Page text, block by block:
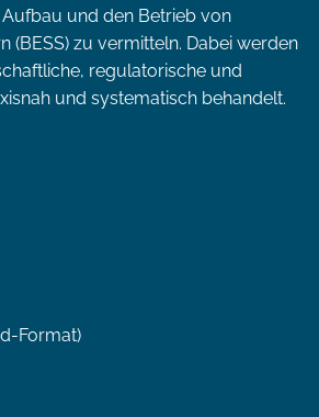
und den Betrieb von
(BESS) zu vermitteln. Dabei werden
regulatorische und
und systematisch behandelt.
Format)